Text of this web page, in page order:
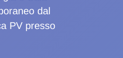
dal
PV presso